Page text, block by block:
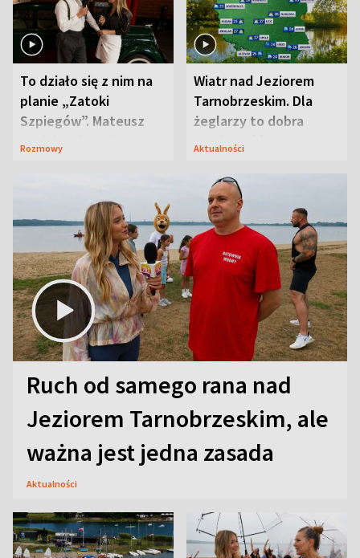
To działo się z nim na
planie „Zatoki
Szpiegów”. Mateusz
Janicki odsłonił
Rozmowy
Wiatr nad Jeziorem
Tarnobrzeskim. Dla
żeglarzy to dobra
wiadomość
Aktualności
Ruch od samego rana nad
Jeziorem Tarnobrzeskim, ale
ważna jest jedna zasada
Aktualności